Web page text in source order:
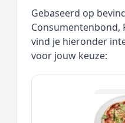
Gebaseerd op
Consumentenbond,
vind je hieronder
voor jouw keuze: